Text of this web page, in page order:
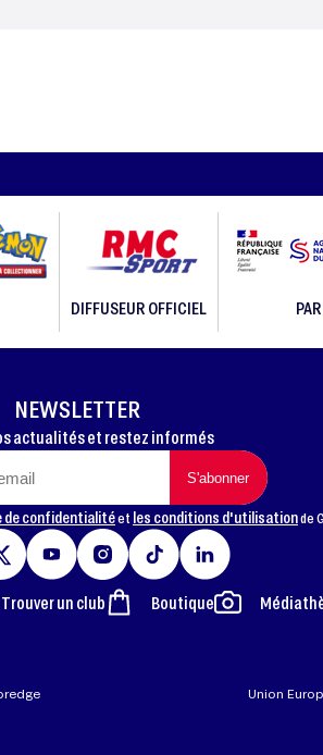
DIFFUSEUR OFFICIEL
NEWSLETTER
actualités et restez informés
de confidentialitéet les conditions d'utilisationde
Trouver un club Boutique
Union